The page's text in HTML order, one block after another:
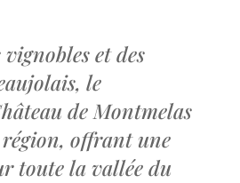
et des
le
de Montmelas
offrant une
toute la vallée du